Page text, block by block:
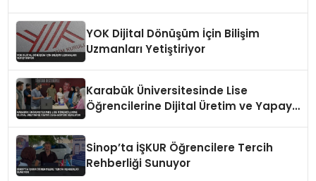
YOK Dijital Dönüşüm İçin Bilişim
Uzmanları Yetiştiriyor
Karabük Üniversitesinde Lise
Öğrencilerine Dijital Üretim ve Yapay
Sinop’ta İŞKUR Öğrencilere Tercih
Rehberliği Sunuyor